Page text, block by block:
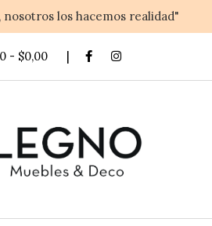
nosotros los hacemos realidad"
0 - $0,00